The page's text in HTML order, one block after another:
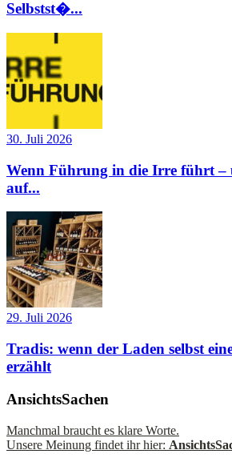
Selbstst�...
30. Juli 2026
Wenn Führung in die Irre führt –
auf...
29. Juli 2026
Tradis: wenn der Laden selbst
erzählt
AnsichtsSachen
Manchmal braucht es klare Worte.
Unsere Meinung findet ihr hier: